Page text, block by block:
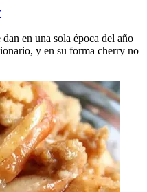
en una sola época del año
y en su forma cherry no